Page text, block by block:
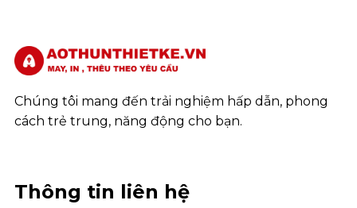
Chúng tôi mang đến trải nghiệm hấp dẫn, phong
cách trẻ trung, năng động cho bạn.
Thông tin liên hệ